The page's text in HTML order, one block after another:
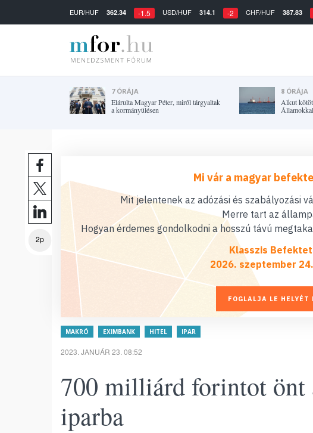
EUR/HUF 362.34 -1.5 USD/HUF 314.1 -2 CHF/HUF 387.83
7 ÓRÁJA
Elárulta Magyar Péter, miről tárgyaltak
a kormányülésen
8 ÓRÁJA
Alkut
Államokkal
2p
Mi vár a magyar
Mit jelentenek az adózási és szabályozási
Merre tart az
Hogyan érdemes gondolkodni a hosszú távú
Klasszis
2026. szeptember
FOGLALJA LE HELYÉT
MAKRÓ EXIMBANK HITEL IPAR
2023. JANUÁR 23. 08:52
700 milliárd forintot önt
iparba